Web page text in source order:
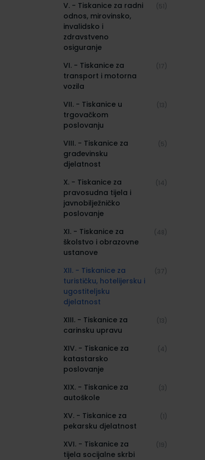
V. - Tiskanice za radni
odnos, mirovinsko,
invalidsko i
zdravstveno
osiguranje
(51)
VI. - Tiskanice za
transport i motorna
vozila
(17)
VII. - Tiskanice u
trgovačkom
poslovanju
(13)
VIII. - Tiskanice za
građevinsku
djelatnost
(5)
X. - Tiskanice za
pravosudna tijela i
javnobilježničko
poslovanje
(14)
XI. - Tiskanice za
školstvo i obrazovne
ustanove
(48)
XII. - Tiskanice za
turističku, hotelijersku i
ugostiteljsku
djelatnost
(37)
XIII. - Tiskanice za
carinsku upravu
(13)
XIV. - Tiskanice za
katastarsko
poslovanje
(4)
XIX. - Tiskanice za
autoškole
(3)
XV. - Tiskanice za
pekarsku djelatnost
(1)
XVI. - Tiskanice za
tijela socijalne skrbi
(19)